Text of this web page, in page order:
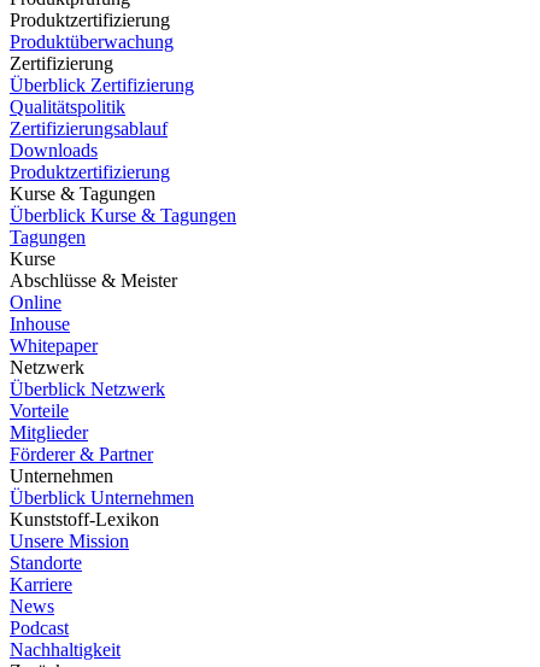
Produktzertifizierung
Produktüberwachung
Zertifizierung
Überblick Zertifizierung
Qualitätspolitik
Zertifizierungsablauf
Downloads
Produktzertifizierung
Kurse & Tagungen
Überblick Kurse & Tagungen
Tagungen
Kurse
Abschlüsse & Meister
Online
Inhouse
Whitepaper
Netzwerk
Überblick Netzwerk
Vorteile
Mitglieder
Förderer & Partner
Unternehmen
Überblick Unternehmen
Kunststoff-Lexikon
Unsere Mission
Standorte
Karriere
News
Podcast
Nachhaltigkeit